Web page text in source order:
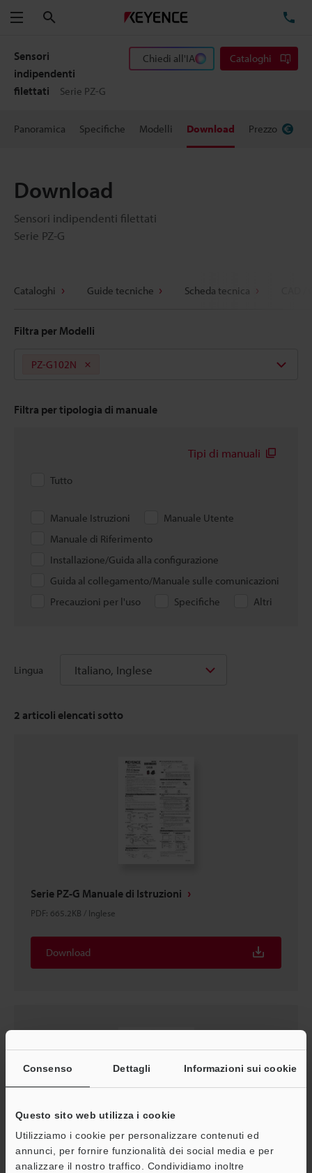
Consenso Dettagli Informazioni sui cookie
Questo sito web utilizza i cookie
Utilizziamo i cookie per personalizzare contenuti ed
annunci, per fornire funzionalità dei social media e per
analizzare il nostro traffico. Condividiamo inoltre
Menu
Sensori
indipendenti
filettati
Serie PZ-G
Chiedi all'IA Cataloghi
Panoramica Specifiche Modelli Download Prezzo
Download
Sensori indipendenti filettati
Serie PZ-G
Cataloghi Guide tecniche Scheda tecnica
Filtra per Modelli
PZ-G102N
Filtra per tipologia di manuale
Tipi di manuali
Tutto
Manuale Istruzioni
Manuale Utente
Manuale di Riferimento
Installazione/Guida alla configurazione
Guida al collegamento/Manuale sulle comunicazioni
Precauzioni per l'uso
Specifiche Altri
Lingua Italiano, Inglese
2 articoli elencati sotto
Serie PZ-G Manuale di Istruzioni
PDF: 665.2KB / Inglese
Download
Serie PZ-G Manuale di Istruzioni